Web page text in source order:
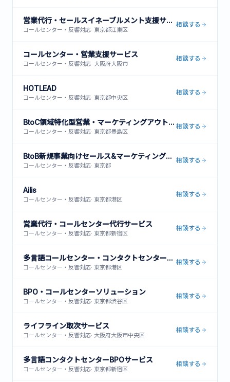
営業代行・セールスイネーブルメント支援サービス
コールセンター・反響対応· 東京都江東区
相談する
コールセンター・営業支援サービス
コールセンター・反響対応· 大阪府大阪市
相談する
HOTLEAD
コールセンター・反響対応· 東京都中央区
相談する
BtoC領域特化型営業・マーケティングアウトソーシング
コールセンター・反響対応· 東京都豊島区
相談する
BtoB新規事業向けセールス&マーケティング支援
コールセンター・反響対応· 東京都
相談する
Ailis
コールセンター・反響対応· 東京都港区
相談する
営業代行・コールセンター代行サービス
コールセンター・反響対応· 東京都新宿区
相談する
多言語コールセンター・コンタクトセンター運営サービス
コールセンター・反響対応· 東京都港区
相談する
BPO・コールセンターソリューション
コールセンター・反響対応· 東京都渋谷区
相談する
ライフライン取次サービス
コールセンター・反響対応· 大阪府大阪市中央区
相談する
多言語コンタクトセンターBPOサービス
コールセンター・反響対応· 東京都新宿区
相談する